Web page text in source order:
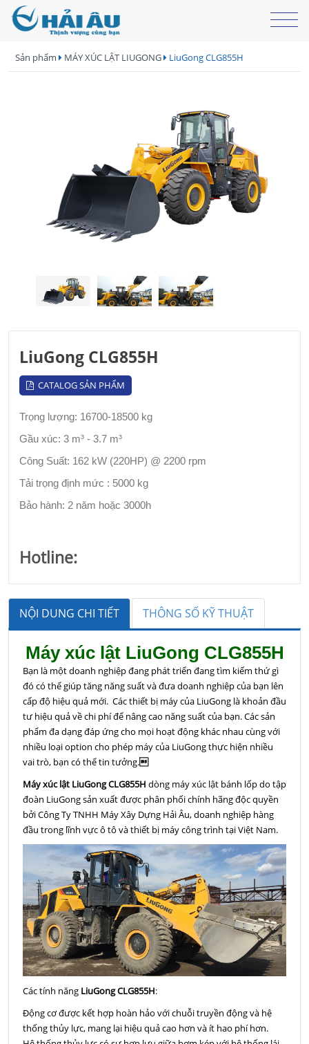
Sản phẩm MÁY XÚC LẬT LIUGONG LiuGong CLG855H
LiuGong CLG855H
CATALOG SẢN PHẨM
Trọng lượng: 16700-18500 kg
Gầu xúc: 3 m³ - 3.7 m³
Công Suất: 162 kW (220HP) @ 2200 rpm
Tải trọng định mức : 5000 kg
Bảo hành: 2 năm hoặc 3000h
Hotline:
NỘI DUNG CHI TIẾT THÔNG SỐ KỸ THUẬT
Máy xúc lật LiuGong CLG855H
Bạn là một doanh nghiệp đang phát triển đang tìm kiếm thứ gì
đó có thể giúp tăng năng suất và đưa doanh nghiệp của bạn lên
cấp độ hiệu quả mới. Các thiết bị máycủa LiuGong là khoản đầu
tư hiệu quả về chi phí để nâng cao năng suất của bạn.Các sản
phẩm đa dạng đáp ứng cho mọi hoạt động khác nhau cùng với
nhiều loại option cho phép máy của LiuGong thực hiện nhiều
vai trò, bạn có thể tin tưởng.
Máy xúc lật LiuGong CLG855H dòng máy xúc lật bánh lốp do tập
đoàn LiuGong sản xuất được phân phối chính hãng độc quyền
bởi Công Ty TNHH Máy Xây Dựng Hải Âu, doanh nghiệp hàng
đầu trong lĩnh vực ô tô và thiết bị máy công trình tại Việt Nam.
Các tính năng LiuGong CLG855H:
Động cơ được kết hợp hoàn hảo với chuỗi truyền động và hệ
thống thủy lực, mang lại hiệu quả cao hơn và ít hao phí hơn.